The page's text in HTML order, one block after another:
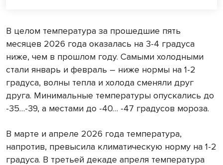
В целом температура за прошедшие пять
месяцев 2026 года оказалась на 3-4 градуса
ниже, чем в прошлом году. Самыми холодными
стали январь и февраль – ниже нормы на 1-2
градуса, волны тепла и холода сменяли друг
друга. Минимальные температуры опускались до
-35…-39, а местами до -40… -47 градусов мороза.
В марте и апреле 2026 года температура,
напротив, превысила климатическую норму на 1-2
градуса. В третьей декаде апреля температура